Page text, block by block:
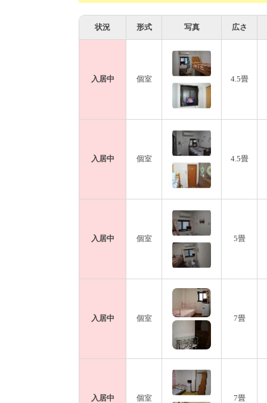
状況 形式 写真 広さ
入居中 個室 4.5畳
入居中 個室 4.5畳
入居中 個室 5畳
入居中 個室 7畳
入居中 個室 7畳